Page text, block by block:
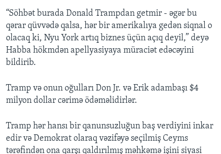
“Söhbət burada Donald Trampdan getmir - əgər bu
qərar qüvvədə qalsa, hər bir amerikalıya gedən siqnal o
olacaq ki, Nyu York artıq biznes üçün açıq deyil,” deyə
Habba hökmdən apellyasiyaya müraciət edəcəyini
bildirib.
Tramp və onun oğulları Don Jr. və Erik adambaşı $4
milyon dollar cərimə ödəməlidirlər.
Tramp hər hansı bir qanunsuzluğun baş verdiyini inkar
edir və Demokrat olaraq vəzifəyə seçilmiş Ceyms
tərəfindən ona qarşı qaldırılmış məhkəmə işini siyasi